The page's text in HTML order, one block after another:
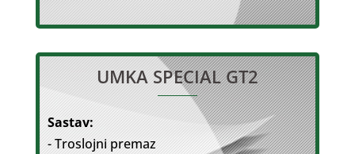
UMKA SPECIAL GT2
Sastav:
- Troslojni premaz